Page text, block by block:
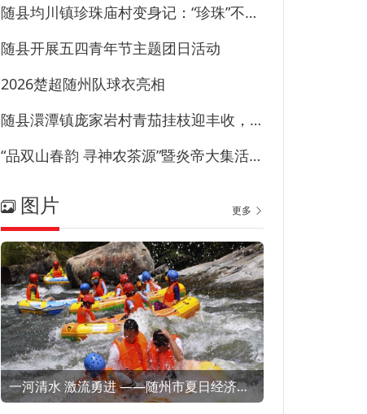
随县均川镇珍珠庙村变身记：“珍珠”不藏尘“甜园”甜到心
随县开展五四青年节主题团日活动
2026楚超随州队球衣亮相
随县澴潭镇庞家岩村青茄挂枝迎丰收，特色产业兴乡村！
“品双山春韵 寻神农茶源”暨炎帝大集活动在草甸子街历史文化街区启幕
图片 更多
一河清水 激流勇进 ——随州市夏日经济（消费）观察之一